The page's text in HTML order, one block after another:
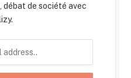
débat de société avec